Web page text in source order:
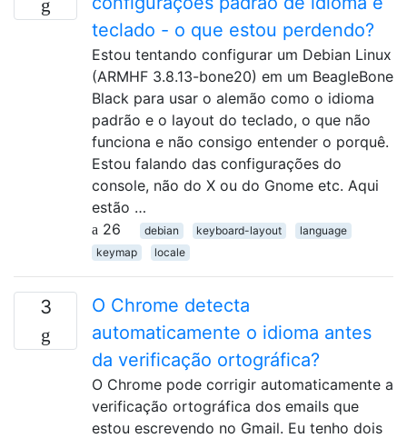
teclado - o que estou perdendo?
Estou tentando configurar um Debian Linux
(ARMHF 3.8.13-bone20) em um BeagleBone
Black para usar o alemão como o idioma
padrão e o layout do teclado, o que não
funciona e não consigo entender o porquê.
Estou falando das configurações do
console, não do X ou do Gnome etc. Aqui
estão …
26
debian keyboard-layout
language
keymap
locale
3
O Chrome detecta
automaticamente o idioma antes
da verificação ortográfica?
O Chrome pode corrigir automaticamente a
verificação ortográfica dos emails que
estou escrevendo no Gmail. Eu tenho dois